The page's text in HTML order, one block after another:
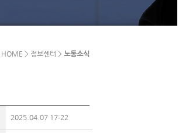
HOME > 정보센터 > 노동소식
2025.04.07 17:22